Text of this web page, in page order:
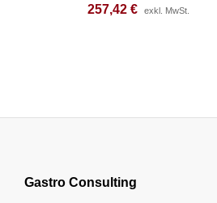
257,42 € exkl. MwSt.
257,42 € exkl. MwSt.
Gastro Consulting